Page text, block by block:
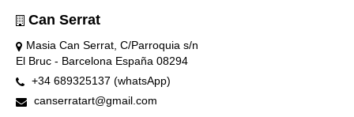
Can Serrat
Masia Can Serrat, C/Parroquia s/n
El Bruc - Barcelona España 08294
+34 689325137 (whatsApp)
canserratart@gmail.com